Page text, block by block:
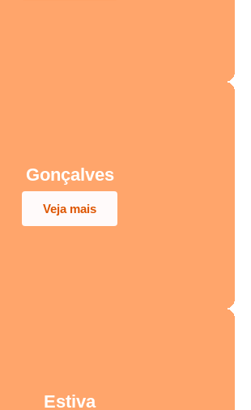
Gonçalves
Veja mais
Estiva